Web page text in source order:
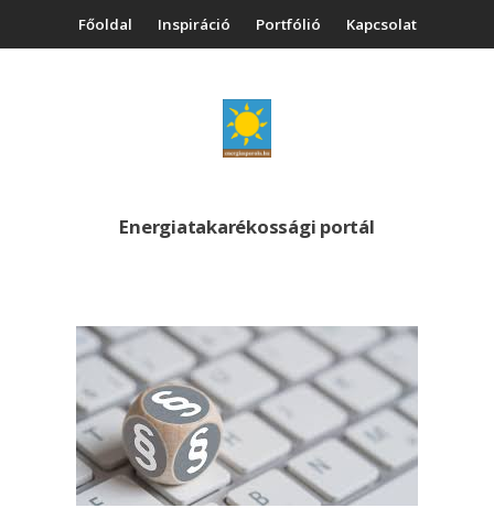
Energiatakarékossági portál
Főoldal Inspiráció Portfólió Kapcsolat